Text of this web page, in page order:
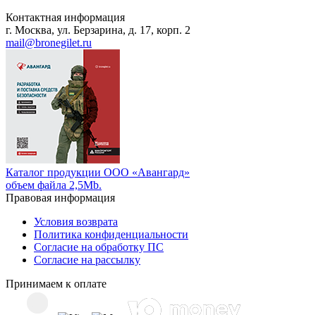
Контактная информация
г. Москва, ул. Берзарина, д. 17, корп. 2
mail@bronegilet.ru
Каталог продукции ООО «Авангард»
объем файла 2,5Mb.
Правовая информация
Условия возврата
Политика конфиденциальности
Согласие на обработку ПС
Согласие на рассылку
Принимаем к оплате